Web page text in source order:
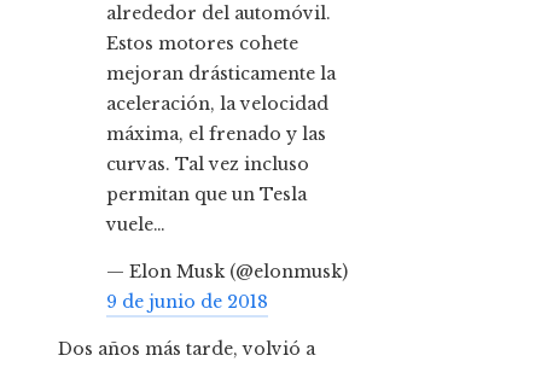
alrededor del automóvil.
Estos motores cohete
mejoran drásticamente la
aceleración, la velocidad
máxima, el frenado y las
curvas. Tal vez incluso
permitan que un Tesla
vuele…
— Elon Musk (@elonmusk)
9 de junio de 2018
Dos años más tarde, volvió a